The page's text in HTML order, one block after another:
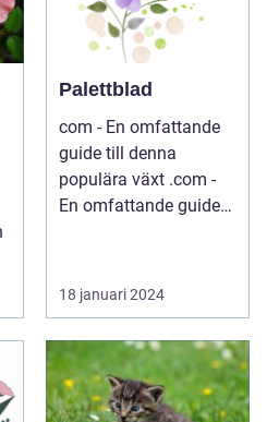
Palettblad
com - En omfattande
guide till denna
populära växt .com -
En omfattande guide
18 januari 2024